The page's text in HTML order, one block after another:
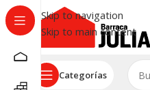
Skip to navigation
Skip to main content
Categorías